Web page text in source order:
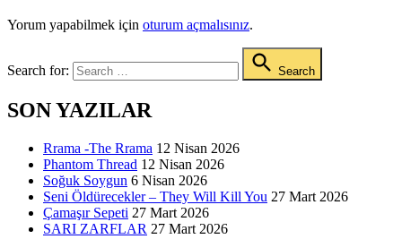
Yorum yapabilmek için oturum açmalısınız.
Search for: Search
SON YAZILAR
Rrama -The Rrama 12 Nisan 2026
Phantom Thread 12 Nisan 2026
Soğuk Soygun 6 Nisan 2026
Seni Öldürecekler – They Will Kill You 27 Mart 2026
Çamaşır Sepeti 27 Mart 2026
SARI ZARFLAR 27 Mart 2026